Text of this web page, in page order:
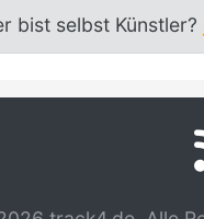
bist selbst Künstler?